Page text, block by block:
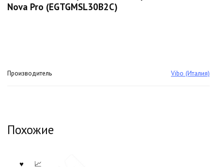
Nova Pro (EGTGMSL30B2C)
Производитель Vibo (Италия)
Похожие